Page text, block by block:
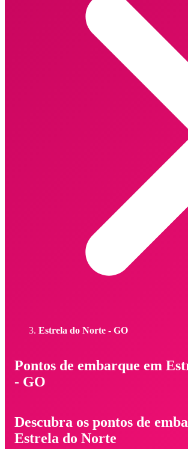
Estrela do Norte - GO
Pontos de embarque em
- GO
Descubra os pontos de
Estrela do Norte